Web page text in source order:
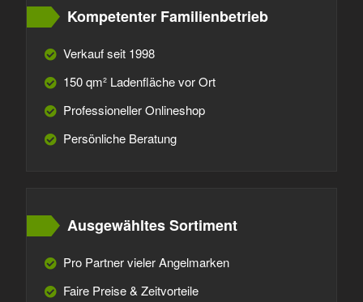
Kompetenter Familienbetrieb
Verkauf seit 1998
150 qm² Ladenfläche vor Ort
Professioneller Onlineshop
Persönliche Beratung
Ausgewähltes Sortiment
Pro Partner vieler Angelmarken
Faire Preise & Zeitvorteile